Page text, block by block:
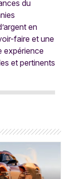
du
en
faire et une
expérience
et pertinents